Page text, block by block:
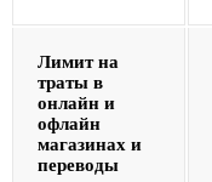
Лимит на
траты в
онлайн и
офлайн
магазинах и
переводы